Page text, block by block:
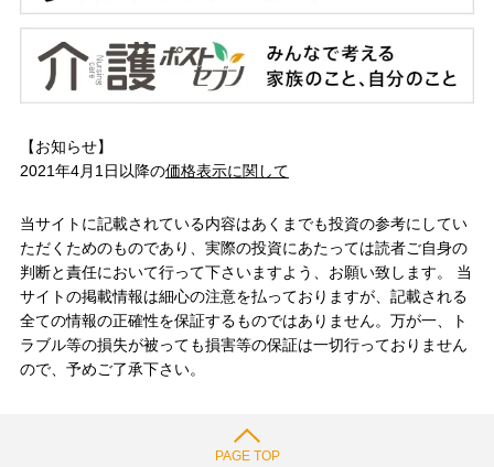
【お知らせ】
2021年4月1日以降の価格表示に関して
当サイトに記載されている内容はあくまでも投資の参考にしてい
ただくためのものであり、実際の投資にあたっては読者ご自身の
判断と責任において行って下さいますよう、お願い致します。 当
サイトの掲載情報は細心の注意を払っておりますが、記載される
全ての情報の正確性を保証するものではありません。万が一、ト
ラブル等の損失が被っても損害等の保証は一切行っておりません
ので、予めご了承下さい。
PAGE TOP